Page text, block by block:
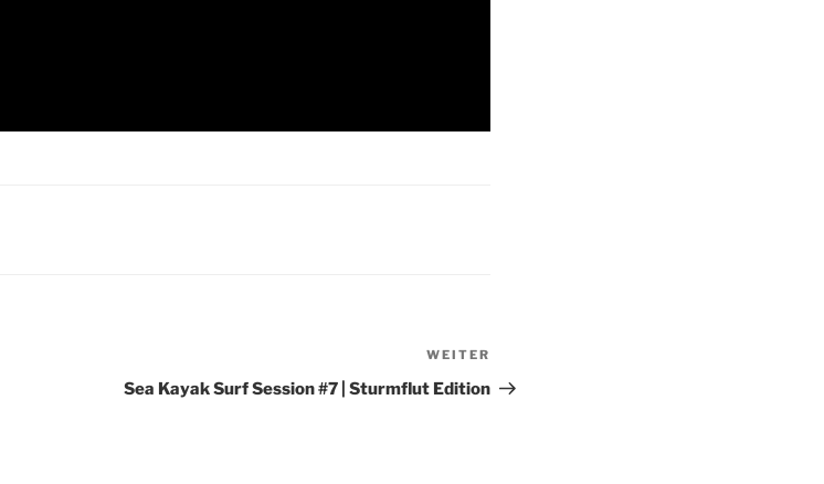
Beitrag
WEITER
Sea Kayak Surf Session #7 | Sturmflut Edition